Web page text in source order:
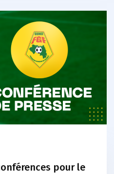
pour le